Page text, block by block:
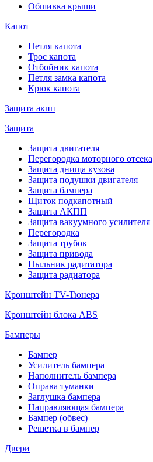
Обшивка крыши
Капот
Петля капота
Трос капота
Отбойник капота
Петля замка капота
Крюк капота
Защита акпп
Защита
Защита двигателя
Перегородка моторного отсека
Защита днища кузова
Защита подушки двигателя
Защита бампера
Щиток подкапотный
Защита АКПП
Защита вакуумного усилителя
Перегородка
Защита трубок
Защита привода
Пыльник радитатора
Защита радиатора
Кронштейн TV-Тюнера
Кронштейн блока ABS
Бамперы
Бампер
Усилитель бампера
Наполнитель бампера
Оправа туманки
Заглушка бампера
Направляющая бампера
Бампер (обвес)
Решетка в бампер
Двери